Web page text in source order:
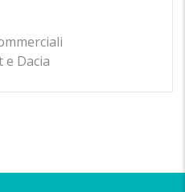
e Dacia